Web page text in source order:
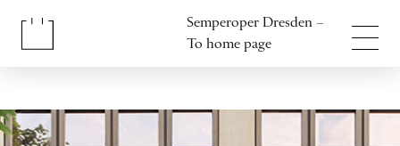
Semperoper Dresden –
To home page